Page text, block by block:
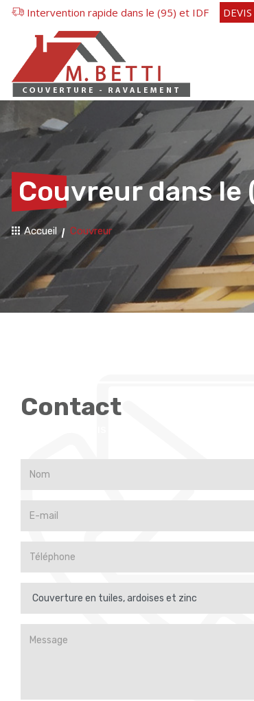
Intervention rapide dans le (95) et IDF
Couvreur dans le
Accueil Couvreur
Contact